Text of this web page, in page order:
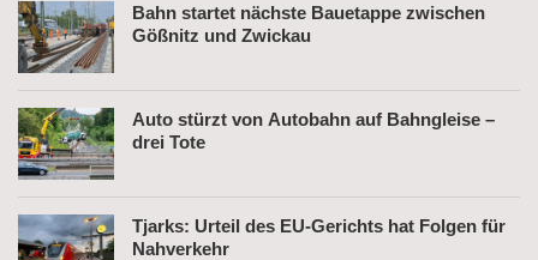
Bahn startet nächste Bauetappe zwischen
Gößnitz und Zwickau
Auto stürzt von Autobahn auf Bahngleise –
drei Tote
Tjarks: Urteil des EU-Gerichts hat Folgen für
Nahverkehr